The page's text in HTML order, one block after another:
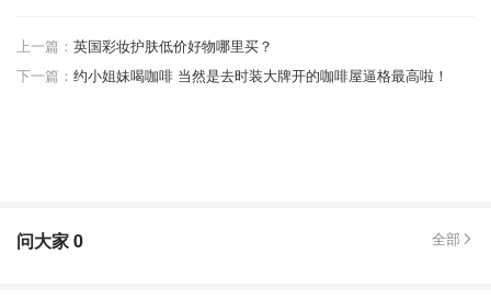
适应症：
适用于治疗和减轻感冒引起的头疼脑热，四肢
上一篇： 英国彩妆护肤低价好物哪里买？
下一篇： 约小姐妹喝咖啡 当然是去时装大牌开的咖啡屋逼格最高啦！
问大家0 全部